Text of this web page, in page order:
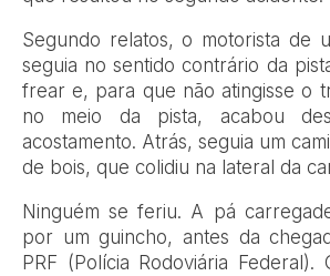
Segundo relatos, o motorista de
seguia no sentido contrário da
frear e, para que não atingisse o
no meio da pista, acabou
acostamento. Atrás, seguia um
de bois, que colidiu na lateral da
Ninguém se feriu. A pá
por um guincho, antes da
PRF (Polícia Rodoviária